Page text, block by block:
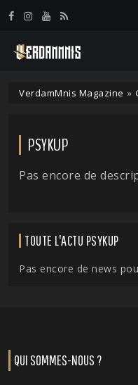
VerdamMnis Magazine »
PSYKUP
Pas encore de
TOUTE L'ACTU PSYKUP
Pas encore de news
QUI SOMMES-NOUS ?
Panneau de gestion des